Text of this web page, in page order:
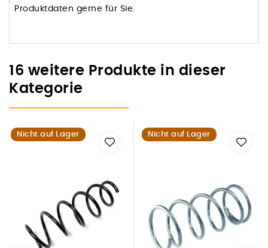
Produktdaten gerne für Sie.
16 weitere Produkte in dieser
Kategorie
Nicht auf Lager Nicht auf Lager